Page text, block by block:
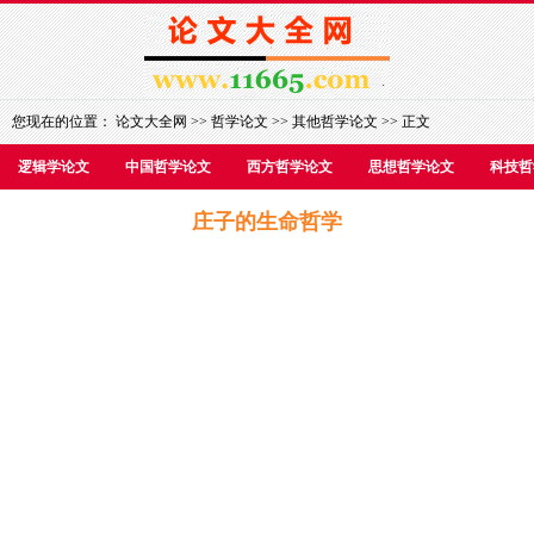
您现在的位置：论文大全网>>哲学论文>>其他哲学论文>> 正文
逻辑学论文 中国哲学论文 西方哲学论文 思想哲学论文 科技
庄子的生命哲学